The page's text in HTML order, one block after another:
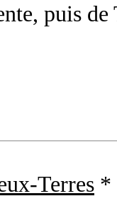
puis
Terres *